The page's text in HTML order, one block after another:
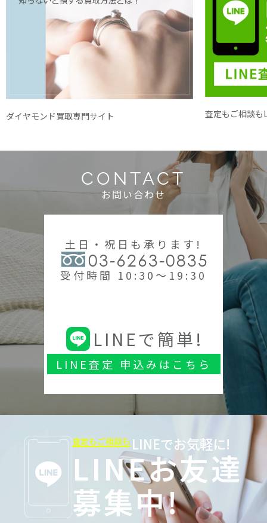
ダイヤモンド買取専門サイト 査定もご相談も
CONTACT
お問い合わせ
土日・祝日も承ります!
03-6263-0835
受付時間 10:30～19:30
LINEで簡単!
LINE査定 申込みはこちら
査定もご相談も LINEでお気軽に!
LINEお友達
募集中!